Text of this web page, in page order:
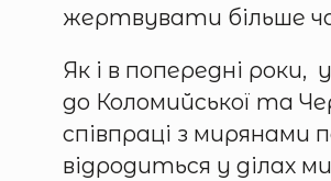
жертвувати більше
Як і в попередні
до Коломийської та
співпраці з мирянами
відродиться у ділах